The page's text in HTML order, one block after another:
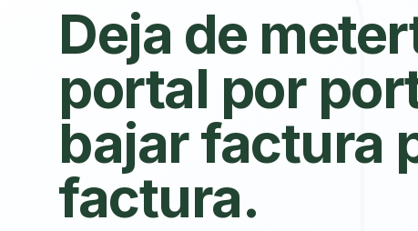
Deja de
portal por
bajar factura
factura.